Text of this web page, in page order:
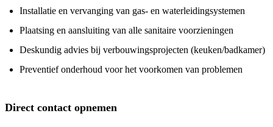
Installatie en vervanging van gas- en waterleidingsystemen
Plaatsing en aansluiting van alle sanitaire voorzieningen
Deskundig advies bij verbouwingsprojecten (keuken/badkamer)
Preventief onderhoud voor het voorkomen van problemen
Direct contact opnemen